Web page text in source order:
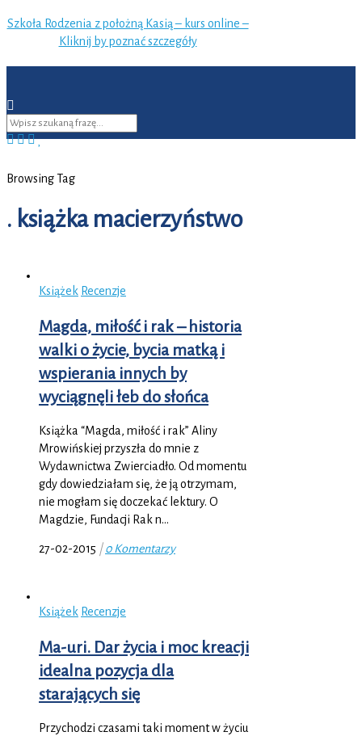
Szkoła Rodzenia z położną Kasią – kurs online –
Kliknij by poznać szczegóły
Browsing Tag
. książka macierzyństwo
Książek Recenzje
Magda, miłość i rak – historia
walki o życie, bycia matką i
wspierania innych by
wyciągnęli łeb do słońca
Książka “Magda, miłość i rak” Aliny
Mrowińskiej przyszła do mnie z
Wydawnictwa Zwierciadło. Od momentu
gdy dowiedziałam się, że ją otrzymam,
nie mogłam się doczekać lektury. O
Magdzie, Fundacji Rak n…
27-02-2015 |0 Komentarzy
Książek Recenzje
Ma-uri. Dar życia i moc kreacji
idealna pozycja dla
starających się
Przychodzi czasami taki moment w życiu